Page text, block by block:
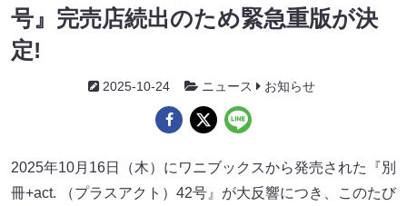
号』完売店続出のため緊急重版が決
定!
2025-10-24 ニュース お知らせ
2025年10月16日（木）にワニブックスから発売された『別
冊+act. （プラスアクト）42号』が大反響につき、このたび